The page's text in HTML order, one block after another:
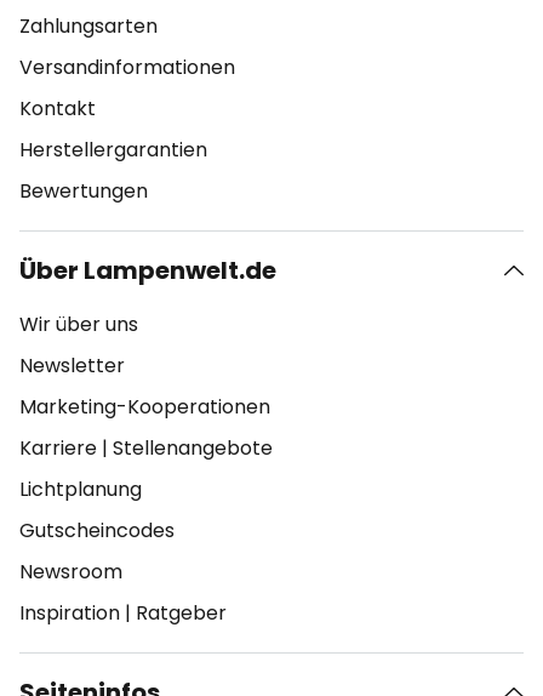
Zahlungsarten
Versandinformationen
Kontakt
Herstellergarantien
Bewertungen
Über Lampenwelt.de
Wir über uns
Newsletter
Marketing-Kooperationen
Karriere | Stellenangebote
Lichtplanung
Gutscheincodes
Newsroom
Inspiration | Ratgeber